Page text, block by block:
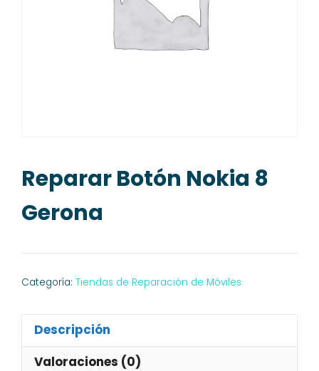
Reparar Botón Nokia 8
Gerona
Categoría: Tiendas de Reparación de Móviles
Descripción
Valoraciones (0)